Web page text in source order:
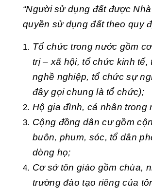
“Người sử dụng đất được
quyền sử dụng đất theo quy
Tổ chức trong nước gồm
trị – xã hội, tổ chức kinh
nghề nghiệp, tổ chức sự
đây gọi chung là tổ chức);
Hộ gia đình, cá nhân trong
Cộng đồng dân cư gồm
buôn, phum, sóc, tổ dân
dòng họ;
Cơ sở tôn giáo gồm chùa,
trường đào tạo riêng của